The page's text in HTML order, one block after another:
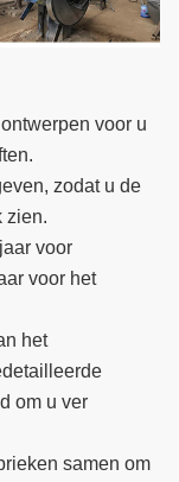
voor u
zodat u de
zien.
voor
voor het
het
om u ver
samen om